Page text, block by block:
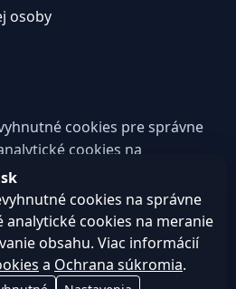
osoby
cookies pre správne
cookies na
skúsenosti.
dobrytip.sk
cookies na správne
cookies na meranie
obsahu. Viac informácií
a Ochrana súkromia.